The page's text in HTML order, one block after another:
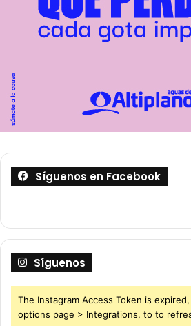
Síguenos en Facebook
Síguenos
The Instagram Access Token is
options page > Integrations, to to